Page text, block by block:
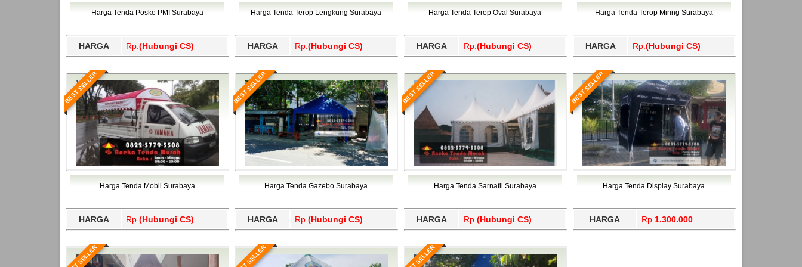
Bawang Barat, Tulangbawang, Tulungagung, Wajo, Wakatobi, Waropen, Way Kanan, Wonogiri, Wonosobo, Yahukimo, Yalimo, Yogyakarta.
Harga Tenda Posko PMI Surabaya
HARGA Rp. (Hubungi CS)
Harga Tenda Terop Lengkung Surabaya
HARGA Rp. (Hubungi CS)
Harga Tenda Terop Oval Surabaya
HARGA Rp. (Hubungi CS)
Harga Tenda Terop Miring Surabaya
HARGA Rp. (Hubungi CS)
BEST SELLER
Harga Tenda Mobil Surabaya
HARGA Rp. (Hubungi CS)
BEST SELLER
Harga Tenda Gazebo Surabaya
HARGA Rp. (Hubungi CS)
BEST SELLER
Harga Tenda Sarnafil Surabaya
HARGA Rp. (Hubungi CS)
BEST SELLER
Harga Tenda Display Surabaya
HARGA Rp. 1.300.000